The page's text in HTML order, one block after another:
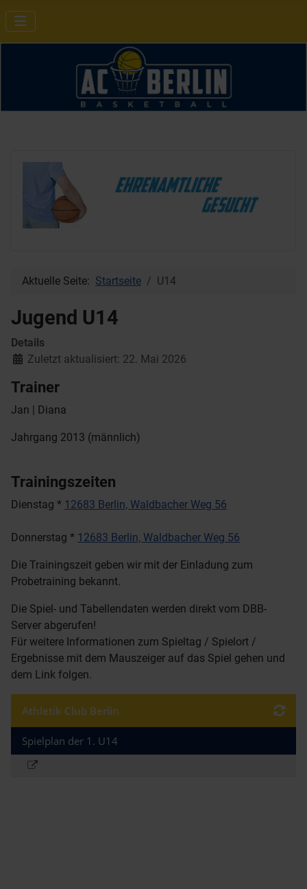
Aktuelle Seite: Startseite U14
Jugend U14
Details
Zuletzt aktualisiert: 22. Mai 2026
Trainer
Jan | Diana
Jahrgang 2013 (männlich)
Trainingszeiten
Dienstag * 12683 Berlin, Waldbacher Weg 56
Donnerstag * 12683 Berlin, Waldbacher Weg 56
Die Trainingszeit geben wir mit der Einladung zum
Probetraining bekannt.
Die Spiel- und Tabellendaten werden direkt vom DBB-
Server abgerufen!
Für weitere Informationen zum Spieltag / Spielort /
Ergebnisse mit dem Mauszeiger auf das Spiel gehen und
dem Link folgen.